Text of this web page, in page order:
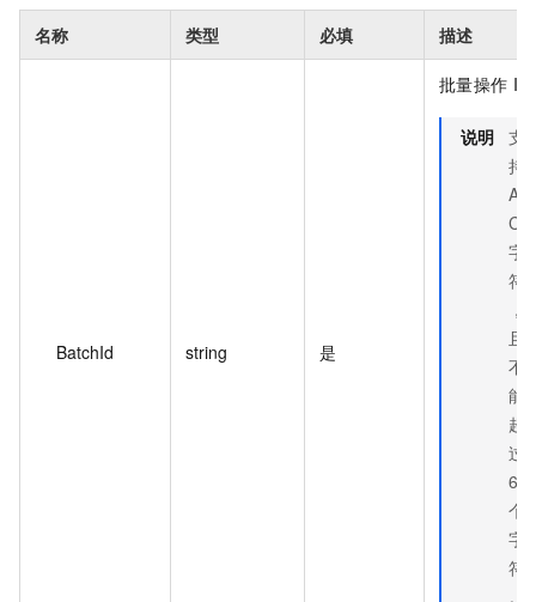
名称 类型 必填 描述
BatchId string 是
批量操作 ID
说明 支
持
AS
CII
字
符
，
且
不
能
超
过
64
个
字
符
。